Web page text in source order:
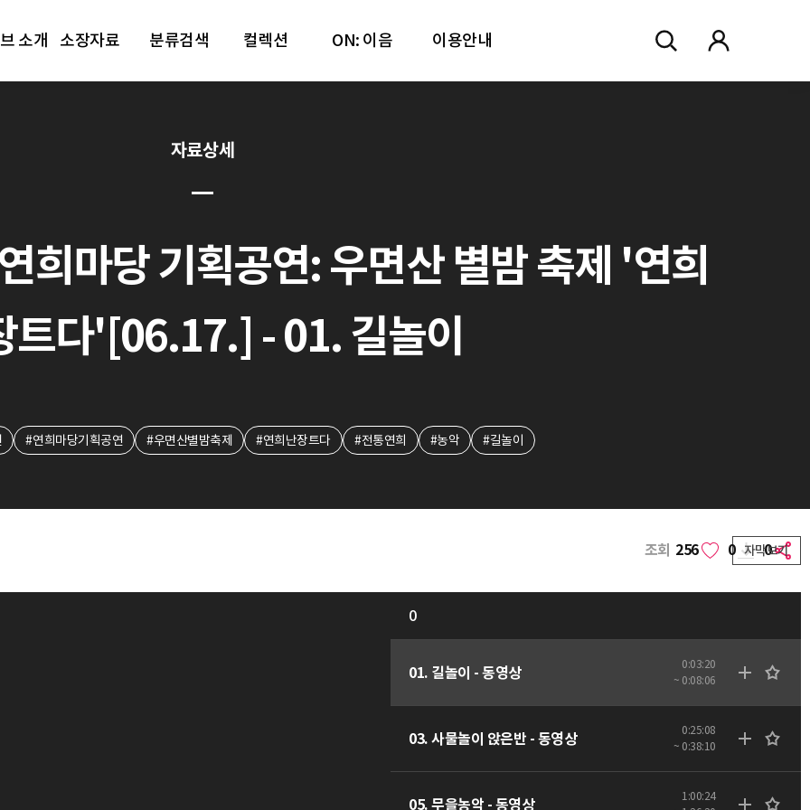
소개 소장자료 분류검색 컬렉션 ON: 이음 이용안내
자료상세
희마당 기획공연: 우면산 별밤 축제 '연희
트다'[06.17.] - 01. 길놀이
#연희마당기획공연 #우면산별밤축제 #연희난장트다 #전통연희 #농악 #길놀이
조회 256 0 0
자막보기
0
01. 길놀이 - 동영상
0:03:20
~ 0:08:06
03. 사물놀이 앉은반 - 동영상
0:25:08
~ 0:38:10
05. 무을농악 - 동영상
1:00:24